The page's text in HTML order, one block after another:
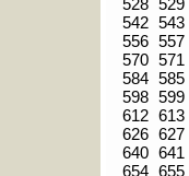
528 529
542 543
556 557
570 571
584 585
598 599
612 613
626 627
640 641
654 655